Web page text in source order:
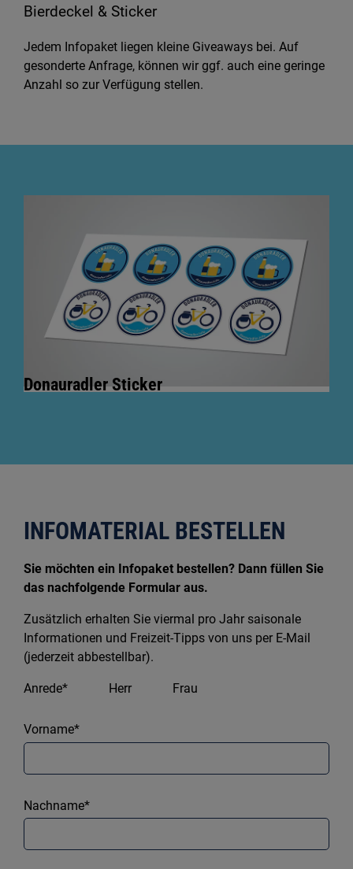
Bierdeckel & Sticker
Jedem Infopaket liegen kleine Giveaways bei. Auf
gesonderte Anfrage, können wir ggf. auch eine geringe
Anzahl so zur Verfügung stellen.
Donauradler Sticker
INFOMATERIAL BESTELLEN
Sie möchten ein Infopaket bestellen? Dann füllen Sie
das nachfolgende Formular aus.
Zusätzlich erhalten Sie viermal pro Jahr saisonale
Informationen und Freizeit-Tipps von uns per E-Mail
(jederzeit abbestellbar).
Anrede* Herr Frau
Vorname*
Nachname*